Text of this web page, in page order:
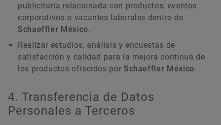
publicitaria relacionada con productos, eventos
corporativos o vacantes laborales dentro de
Schaeffler México.
Realizar estudios, análisis y encuestas de
satisfacción y calidad para la mejora continua de
los productos ofrecidos por Schaeffler México.
4. Transferencia de Datos
Personales a Terceros